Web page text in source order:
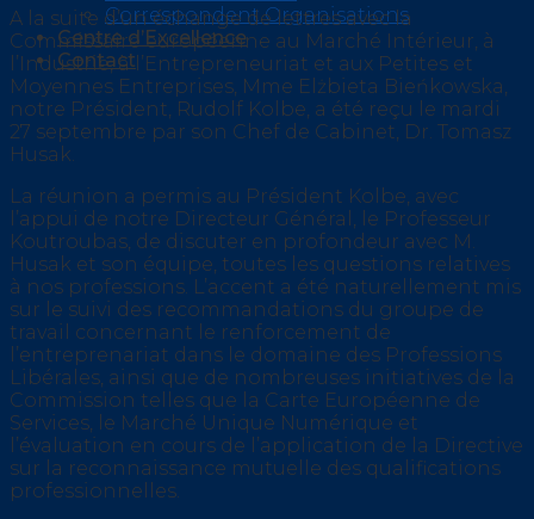
Correspondent Organisations
Centre d’Excellence
Contact
A la suite d’un échange de lettres avec la
Commissaire européenne au Marché Intérieur, à
l’Industrie, à l’Entrepreneuriat et aux Petites et
Moyennes Entreprises, Mme Elżbieta Bieńkowska,
notre Président, Rudolf Kolbe, a été reçu le mardi
27 septembre par son Chef de Cabinet, Dr. Tomasz
Husak.
La réunion a permis au Président Kolbe, avec
l’appui de notre Directeur Général, le Professeur
Koutroubas, de discuter en profondeur avec M.
Husak et son équipe, toutes les questions relatives
à nos professions. L’accent a été naturellement mis
sur le suivi des recommandations du groupe de
travail concernant le renforcement de
l’entreprenariat dans le domaine des Professions
Libérales, ainsi que de nombreuses initiatives de la
Commission telles que la Carte Européenne de
Services, le Marché Unique Numérique et
l’évaluation en cours de l’application de la Directive
sur la reconnaissance mutuelle des qualifications
professionnelles.